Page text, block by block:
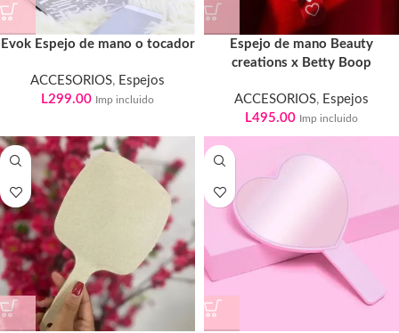
Evok Espejo de mano o tocador
ACCESORIOS, Espejos
L299.00 Imp incluido
Espejo de mano Beauty
creations x Betty Boop
ACCESORIOS, Espejos
L495.00 Imp incluido